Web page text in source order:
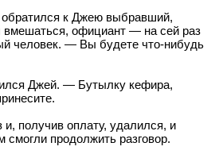
к Джею выбравший,
вмешаться, официант — на сей раз
человек. — Вы будете что-нибудь
Джей. — Бутылку кефира,
получив оплату, удалился, и
смогли продолжить разговор.